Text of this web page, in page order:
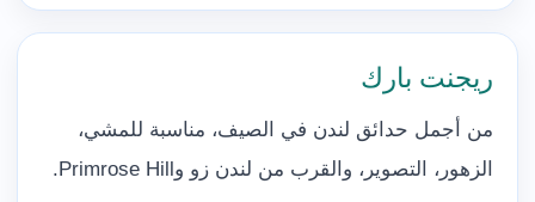
ريجنت بارك
من أجمل حدائق لندن في الصيف، مناسبة للمشي،
الزهور، التصوير، والقرب من لندن زو وPrimrose Hill.